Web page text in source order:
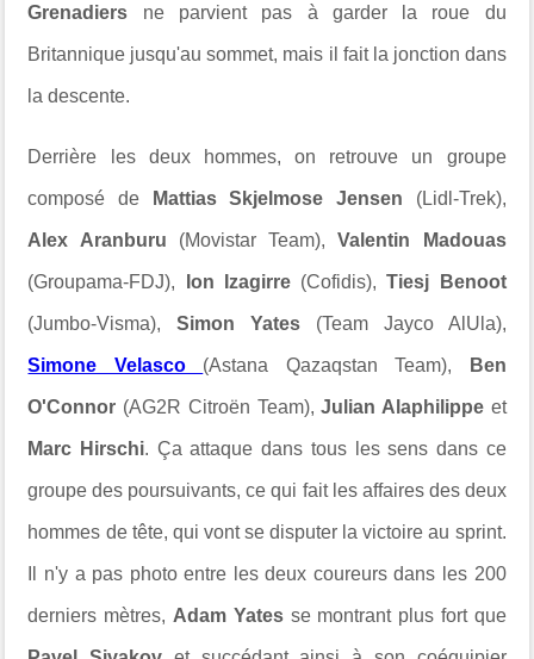
Grenadiers ne parvient pas à garder la roue du
Britannique jusqu'au sommet, mais il fait la jonction dans
la descente.
Derrière les deux hommes, on retrouve un groupe
composé de Mattias Skjelmose Jensen (Lidl-Trek),
Alex Aranburu (Movistar Team),Valentin Madouas
(Groupama-FDJ), Ion Izagirre(Cofidis),Tiesj Benoot
(Jumbo-Visma),Simon Yates (Team Jayco AlUla),
Simone Velasco (Astana Qazaqstan Team), Ben
O'Connor (AG2R Citroën Team),Julian Alaphilippeet
Marc Hirschi. Ça attaque dans tous les sens dans ce
groupe des poursuivants, ce qui fait les affaires des deux
hommes de tête, qui vont se disputer la victoire au sprint.
Il n'y a pas photo entre les deux coureurs dans les 200
derniers mètres, Adam Yatesse montrant plus fort que